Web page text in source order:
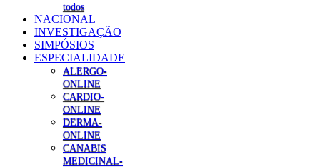
todos
NACIONAL
INVESTIGAÇÃO
SIMPÓSIOS
ESPECIALIDADE
ALERGO-
ONLINE
CARDIO-
ONLINE
DERMA-
ONLINE
CANABIS
MEDICINAL-